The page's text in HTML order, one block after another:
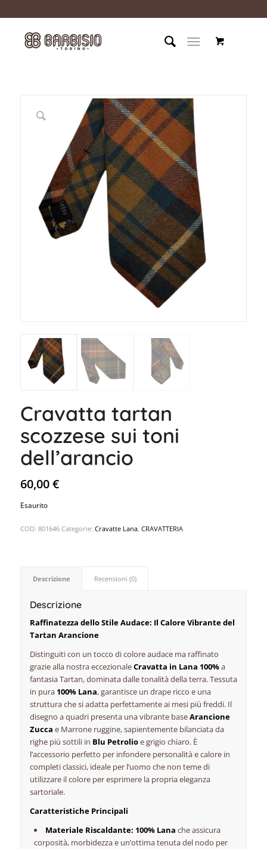
Cravatta tartan
scozzese sui toni
dell’arancio
60,00€
Esaurito
COD: 801646 Categorie: Cravatte Lana, CRAVATTERIA
Descrizione Recensioni (0)
Descrizione
Raffinatezza dello Stile Audace: Il Calore Vibrante del
Tartan Arancione
Distinguiti con un tocco di colore audace ma raffinato
grazie alla nostra eccezionaleCravatta in Lana 100%a
fantasia Tartan, dominata dalle tonalità della terra. Tessuta
in pura 100% Lana, garantisce un drapericco e una
struttura che si adatta perfettamente ai mesi più freddi. Il
disegno a quadri presenta una vibrante baseArancione
Zucca e Marrone ruggine, sapientemente bilanciata da
righe più sottili in Blu Petrolioe grigio chiaro. È
l’accessorio perfetto per infondere personalità e calore in
completi classici, ideale per l’uomo che non teme di
utilizzare il colore per esprimere la propria eleganza
sartoriale.
Caratteristiche Principali
Materiale Riscaldante: 100% Lana che assicura
corposità, morbidezza e un’ottima tenuta del nodo per